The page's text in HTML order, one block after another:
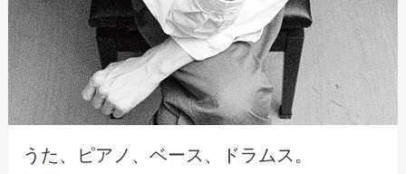
うた、ピアノ、ベース、ドラムス。